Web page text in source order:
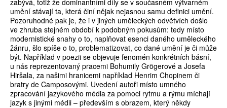
zabývá, totiž že dominantními díly se v současném výtvarném
umění stávají ta, která činí nějak nejasnou samu definici umění.
Pozoruhodné pak je, že i v jiných uměleckých odvětvích došlo
ve zhruba stejném období k podobným pokusům: tedy místo
modernistické snahy o to, naplňovat esenci daného uměleckého
žánru, šlo spíše o to, problematizovat, co dané umění je či může
být. Například v poezii se objevuje fenomén konkrétních básní,
u nás reprezentovaný pracemi Bohumily Grögerové a Josefa
Hiršala, za našimi hranicemi například Henrim Chopinem či
bratry de Camposovými. Uvedení autoři místo umného
zpracování jazykového média za pomoci rytmu a rýmu míchají
jazyk s jinými médii – především s obrazem, který někdy